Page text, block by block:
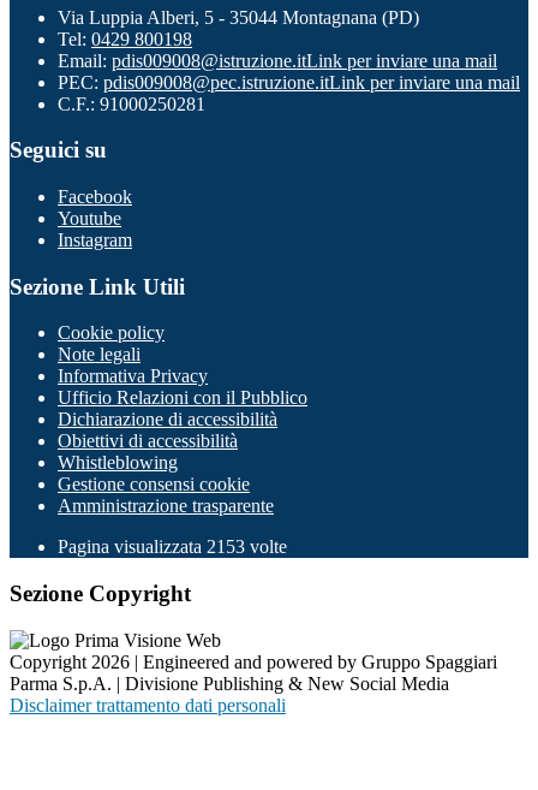
Via Luppia Alberi, 5 - 35044 Montagnana (PD)
Tel: 0429 800198
Email: pdis009008@istruzione.itLink per inviare una mail
PEC: pdis009008@pec.istruzione.itLink per inviare una mail
C.F.: 91000250281
Seguici su
Facebook
Youtube
Instagram
Sezione Link Utili
Cookie policy
Note legali
Informativa Privacy
Ufficio Relazioni con il Pubblico
Dichiarazione di accessibilità
Obiettivi di accessibilità
Whistleblowing
Gestione consensi cookie
Amministrazione trasparente
Pagina visualizzata 2153 volte
Sezione Copyright
Copyright 2026 | Engineered and powered by Gruppo Spaggiari
Parma S.p.A. | Divisione Publishing & New Social Media
Disclaimer trattamento dati personali